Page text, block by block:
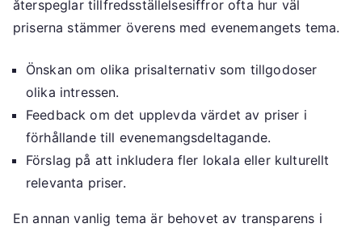
återspeglar tillfredsställelsesiffror ofta hur väl
priserna stämmer överens med evenemangets tema.
Önskan om olika prisalternativ som tillgodoser
olika intressen.
Feedback om det upplevda värdet av priser i
förhållande till evenemangsdeltagande.
Förslag på att inkludera fler lokala eller kulturellt
relevanta priser.
En annan vanlig tema är behovet av transparens i